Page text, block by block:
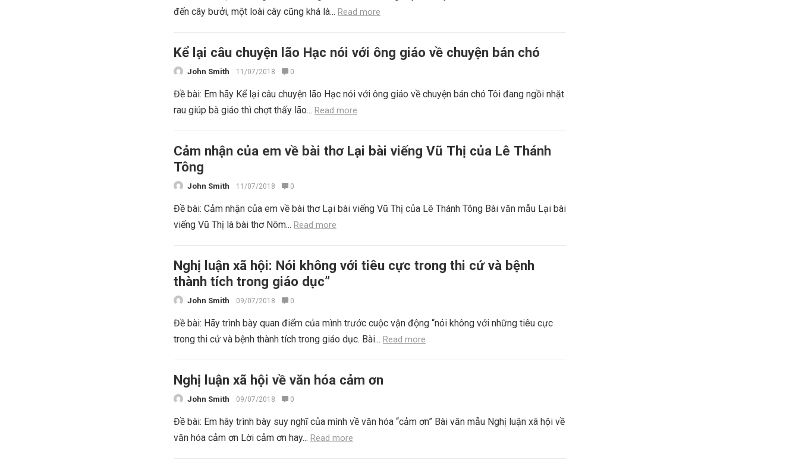
đến cây bưởi, một loài cây cũng khá là... Read more
Kể lại câu chuyện lão Hạc nói với ông giáo về chuyện bán chó
John Smith 11/07/2018 0
Đề bài: Em hãy Kể lại câu chuyện lão Hạc nói với ông giáo về chuyện bán chó Tôi đang ngồi nhặt
rau giúp bà giáo thì chợt thấy lão... Read more
Cảm nhận của em về bài thơ Lại bài viếng Vũ Thị của Lê Thánh
Tông
John Smith 11/07/2018 0
Đề bài: Cảm nhận của em về bài thơ Lại bài viếng Vũ Thị của Lê Thánh Tông Bài văn mẫu Lại bài
viếng Vũ Thị là bài thơ Nôm... Read more
Nghị luận xã hội: Nói không với tiêu cực trong thi cứ và bệnh
thành tích trong giáo dục”
John Smith 09/07/2018 0
Đề bài: Hãy trình bày quan điểm của mình trước cuộc vận động “nói không với những tiêu cực
trong thi cử và bệnh thành tích trong giáo dục. Bài... Read more
Nghị luận xã hội về văn hóa cảm ơn
John Smith 09/07/2018 0
Đề bài: Em hãy trình bày suy nghĩ của mình về văn hóa “cảm ơn” Bài văn mẫu Nghị luận xã hội về
văn hóa cảm ơn Lời cảm ơn hay... Read more